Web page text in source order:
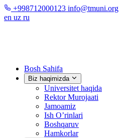
+998712000123 info@tmuni.org
en uz ru
Bosh Sahifa
Biz haqimizda
Universitet haqida
Rektor Murojaati
Jamoamiz
Ish O’rinlari
Boshqaruv
Hamkorlar